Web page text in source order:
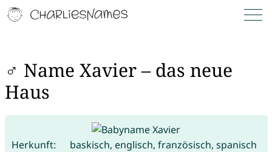
♂ Name Xavier – das neue
Haus
Herkunft:
baskisch, englisch, französisch, spanisch